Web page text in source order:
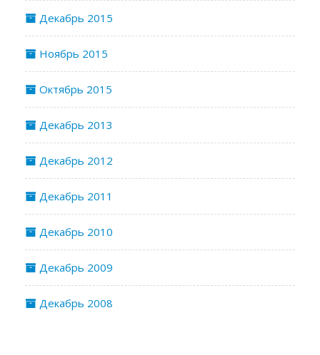
Декабрь 2015
Ноябрь 2015
Октябрь 2015
Декабрь 2013
Декабрь 2012
Декабрь 2011
Декабрь 2010
Декабрь 2009
Декабрь 2008